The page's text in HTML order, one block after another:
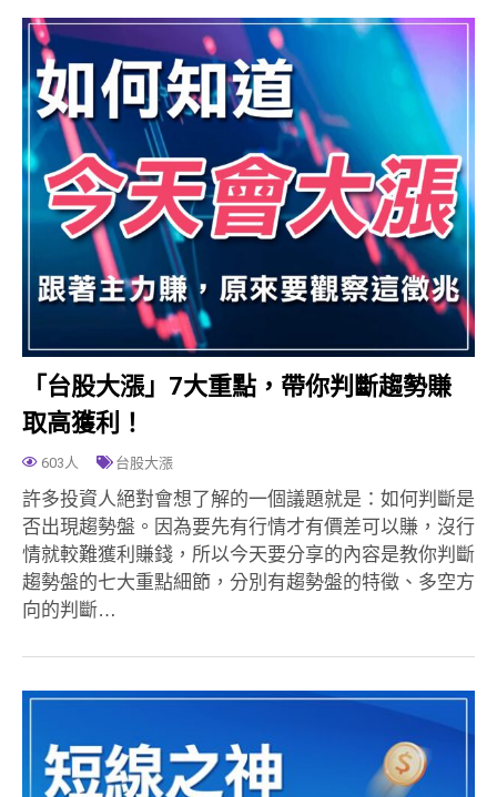
「台股大漲」7大重點，帶你判斷趨勢賺
取高獲利！
603人 台股大漲
許多投資人絕對會想了解的一個議題就是：如何判斷是
否出現趨勢盤。因為要先有行情才有價差可以賺，沒行
情就較難獲利賺錢，所以今天要分享的內容是教你判斷
趨勢盤的七大重點細節，分別有趨勢盤的特徵、多空方
向的判斷…